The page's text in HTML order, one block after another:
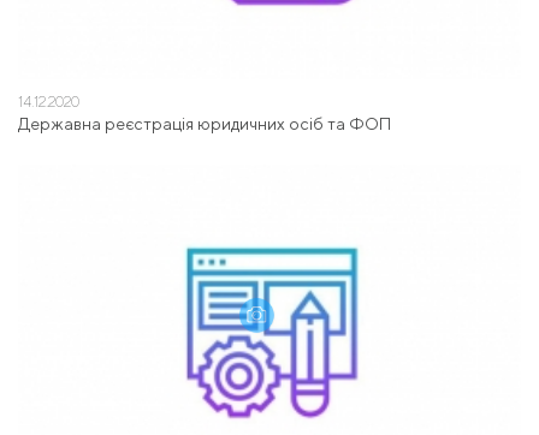
14.12.2020
Державна реєстрація юридичних осіб та ФОП